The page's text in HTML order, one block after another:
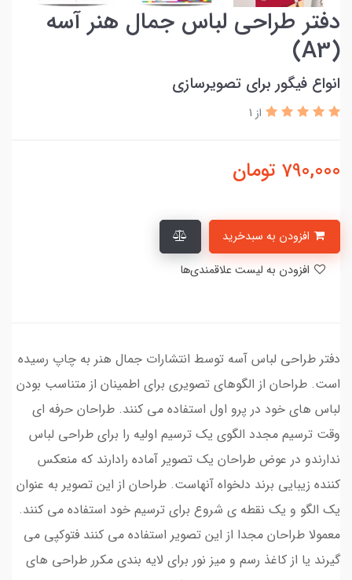
دفتر طراحی لباس جمال هنر آسه
(A3)
انواع فیگور برای تصویرسازی
از 1
790,000 تومان
دفتر طراحی لباس آسه توسط انتشارات جمال هنر به چاپ رسیده
است. طراحان از الگوهای تصویری برای اطمینان از متناسب بودن
لباس های خود در پرو اول استفاده می کنند. طراحان حرفه ای
وقت ترسیم مجدد الگوی یک ترسیم اولیه را برای طراحی لباس
ندارندو در عوض طراحان یک تصویر آماده رادارند که منعکس
کننده زیبایی برند دلخواه آنهاست. طراحان از این تصویر به عنوان
یک الگو و یک نقطه ی شروع برای ترسیم خود استفاده می کنند.
معمولا طراحان مجدا از این تصویر استفاده می کنند فتوکپی می
گیرند یا از کاغذ رسم و میز نور برای لایه بندی مکرر طراحی های